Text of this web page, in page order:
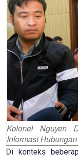
Kolonel Nguyen
Informasi
Di konteks